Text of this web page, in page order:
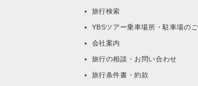
旅行検索
YBSツアー乗車場所・駐車場の
会社案内
旅行の相談・お問い合わせ
旅行条件書・約款